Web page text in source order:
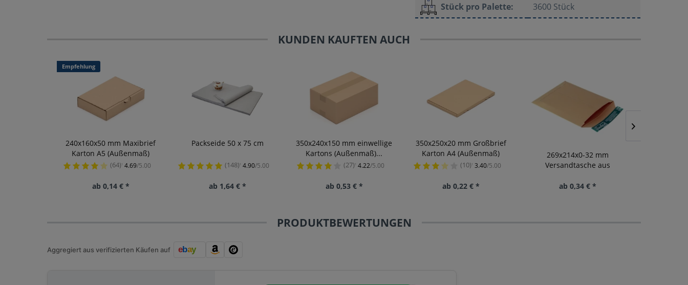
Stück pro Palette:
3600 Stück
KUNDEN KAUFTEN AUCH
Empfehlung
240x160x50 mm Maxibrief
Karton A5 (Außenmaß)
(64)¹ 4.69/5.00
ab 0,14 € *
Packseide 50 x 75 cm
(148)¹ 4.90/5.00
ab 1,64 € *
350x240x150 mm einwellige
Kartons (Außenmaß)...
(27)¹ 4.22/5.00
ab 0,53 € *
350x250x20 mm Großbrief
Karton A4 (Außenmaß)
(10)¹ 3.40/5.00
ab 0,22 € *
269x214x0-32 mm
Versandtasche aus
ab 0,34 € *
PRODUKTBEWERTUNGEN
Aggregiert aus verifizierten Käufen auf